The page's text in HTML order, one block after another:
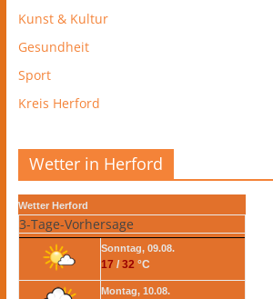
Kunst & Kultur
Gesundheit
Sport
Kreis Herford
Wetter in Herford
Wetter Herford
3-Tage-Vorhersage
Sonntag, 09.08.
17 / 32 °C
Montag, 10.08.